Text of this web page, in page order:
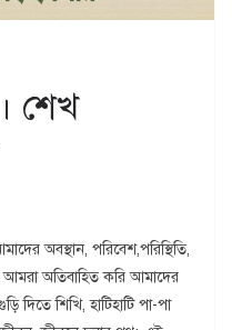
শেখ
অবস্থান, পরিবেশ,পরিস্থিতি,
অতিবাহিত করি আমাদের
দিতে শিখি, হাটিহাটি পা-পা